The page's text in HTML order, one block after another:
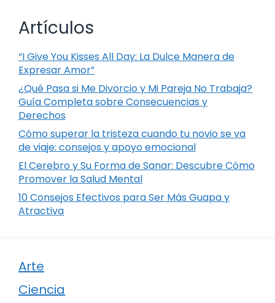
Artículos
“I Give You Kisses All Day: La Dulce Manera de
Expresar Amor”
¿Qué Pasa si Me Divorcio y Mi Pareja No Trabaja?
Guía Completa sobre Consecuencias y
Derechos
Cómo superar la tristeza cuando tu novio se va
de viaje: consejos y apoyo emocional
El Cerebro y Su Forma de Sanar: Descubre Cómo
Promover la Salud Mental
10 Consejos Efectivos para Ser Más Guapa y
Atractiva
Arte
Ciencia